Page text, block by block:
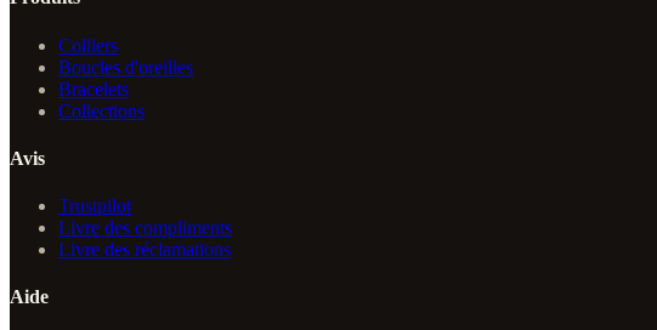
Colliers
Boucles d'oreilles
Bracelets
Collections
Avis
Trustpilot
Livre des compliments
Livre des réclamations
Aide